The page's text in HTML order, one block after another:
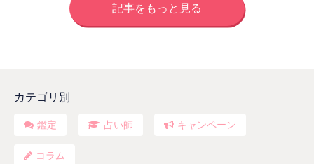
記事をもっと見る
カテゴリ別
鑑定 占い師 キャンペーン
コラム